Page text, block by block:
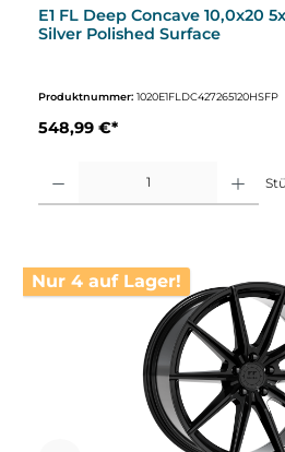
E1 FL Deep Concave 10,0x20
Silver Polished Surface
Produktnummer: 1020E1FLDC427265120HSFP
548,99 €*
Nur 4 auf Lager!